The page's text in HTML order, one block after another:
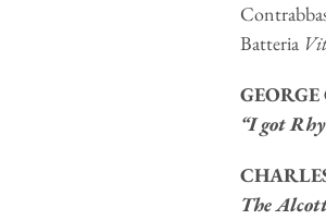
Batteria
“I got
The